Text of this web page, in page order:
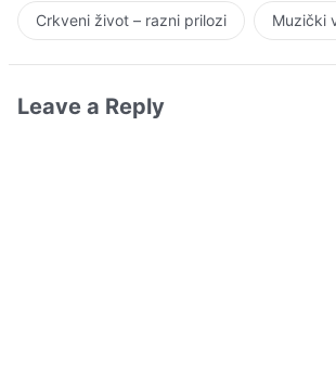
Crkveni život – razni prilozi Muzički
Leave a Reply